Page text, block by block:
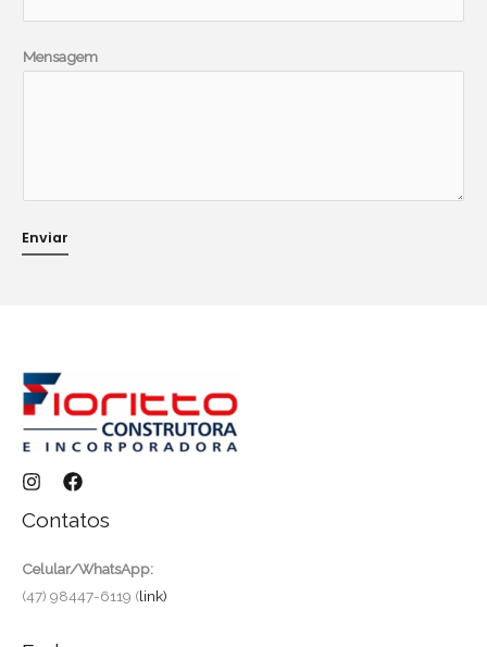
a
i
l
a
Mensagem
Enviar
Contatos
Celular/WhatsApp:
(47) 98447-6119 (link)